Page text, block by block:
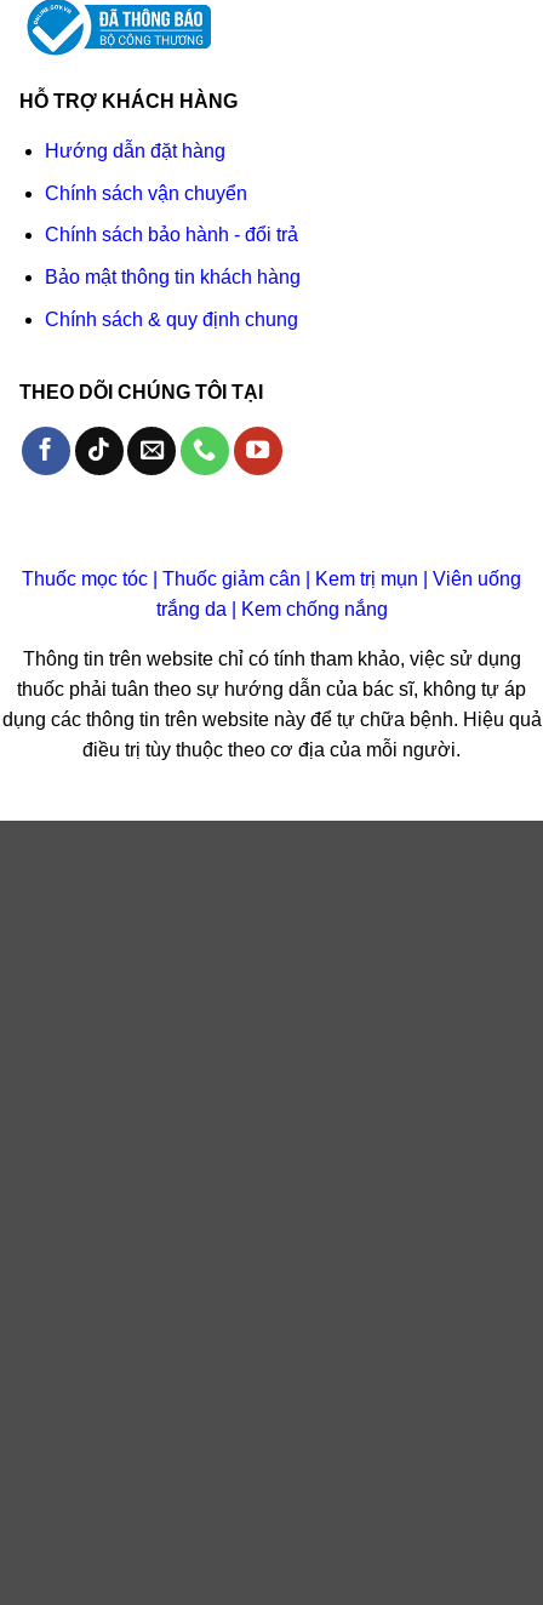
HỖ TRỢ KHÁCH HÀNG
Hướng dẫn đặt hàng
Chính sách vận chuyển
Chính sách bảo hành - đổi trả
Bảo mật thông tin khách hàng
Chính sách & quy định chung
THEO DÕI CHÚNG TÔI TẠI
Thuốc mọc tóc Thuốc giảm cân Kem trị mụn
Viên uống
trắng da
Kem chống nắng
Thông tin trên website chỉ có tính tham khảo, việc sử dụng
thuốc phải tuân theo sự hướng dẫn của bác sĩ, không tự áp
dụng các thông tin trên website này để tự chữa bệnh. Hiệu quả
điều trị tùy thuộc theo cơ địa của mỗi người.